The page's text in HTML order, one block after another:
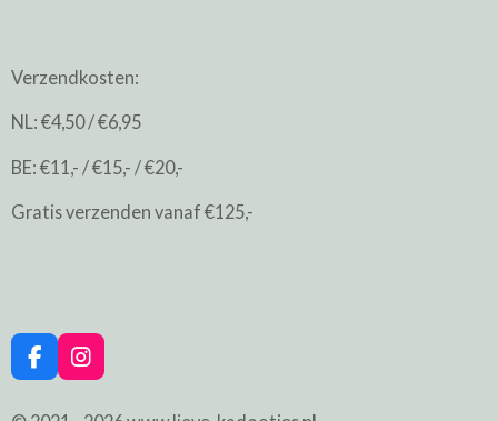
Verzendkosten:
NL: €4,50 / €6,95
BE: €11,- / €15,- / €20,-
Gratis verzenden vanaf €125,-
F
a
I
n